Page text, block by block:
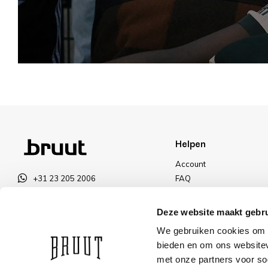
Deze website maakt
We gebruiken cookies
bieden en om ons
met onze partners voor
+31 23 205 2006
OPENINGSTIJDEN
Helpen
Account
FAQ
Betalen
Kortingen